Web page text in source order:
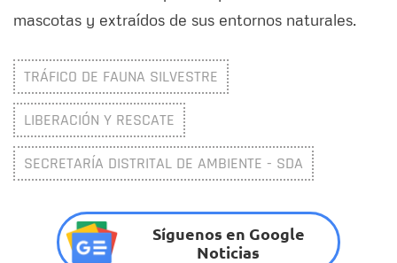
mascotas y extraídos de sus entornos naturales.
TRÁFICO DE FAUNA SILVESTRE
LIBERACIÓN Y RESCATE
SECRETARÍA DISTRITAL DE AMBIENTE - SDA
Síguenos en Google
Noticias